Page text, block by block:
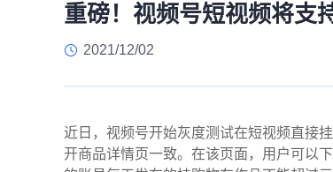
重磅！视频号短视频将支
2021/12/02
近日，视频号开始灰度测试在短视频直接
开商品详情页一致。在该页面，用户可以